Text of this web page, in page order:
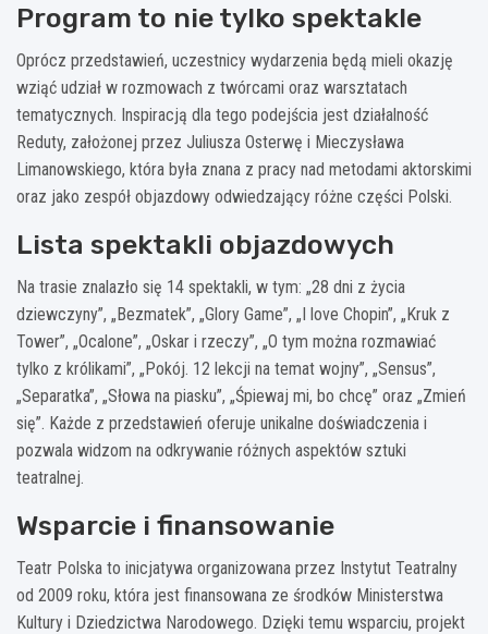
Program to nie tylko spektakle
Oprócz przedstawień, uczestnicy wydarzenia będą mieli okazję
wziąć udział w rozmowach z twórcami oraz warsztatach
tematycznych. Inspiracją dla tego podejścia jest działalność
Reduty, założonej przez Juliusza Osterwę i Mieczysława
Limanowskiego, która była znana z pracy nad metodami aktorskimi
oraz jako zespół objazdowy odwiedzający różne części Polski.
Lista spektakli objazdowych
Na trasie znalazło się 14 spektakli, w tym: „28 dni z życia
dziewczyny”, „Bezmatek”, „Glory Game”, „I love Chopin”, „Kruk z
Tower”, „Ocalone”, „Oskar i rzeczy”, „O tym można rozmawiać
tylko z królikami”, „Pokój. 12 lekcji na temat wojny”, „Sensus”,
„Separatka”, „Słowa na piasku”, „Śpiewaj mi, bo chcę” oraz „Zmień
się”. Każde z przedstawień oferuje unikalne doświadczenia i
pozwala widzom na odkrywanie różnych aspektów sztuki
teatralnej.
Wsparcie i finansowanie
Teatr Polska to inicjatywa organizowana przez Instytut Teatralny
od 2009 roku, która jest finansowana ze środków Ministerstwa
Kultury i Dziedzictwa Narodowego. Dzięki temu wsparciu, projekt